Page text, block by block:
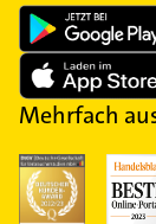
Mehrfach